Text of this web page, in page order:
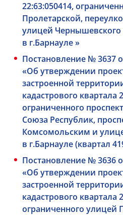
22:63:050414,
Пролетарской,
улицей
в г.Барнауле »
Постановление № 3637
«Об утверждении
застроенной
кадастрового квартала
ограниченного
Союза Республик,
Комсомольским и
в г.Барнауле (квартал
Постановление № 3636
«Об утверждении
застроенной
кадастрового квартала
ограниченного улицей